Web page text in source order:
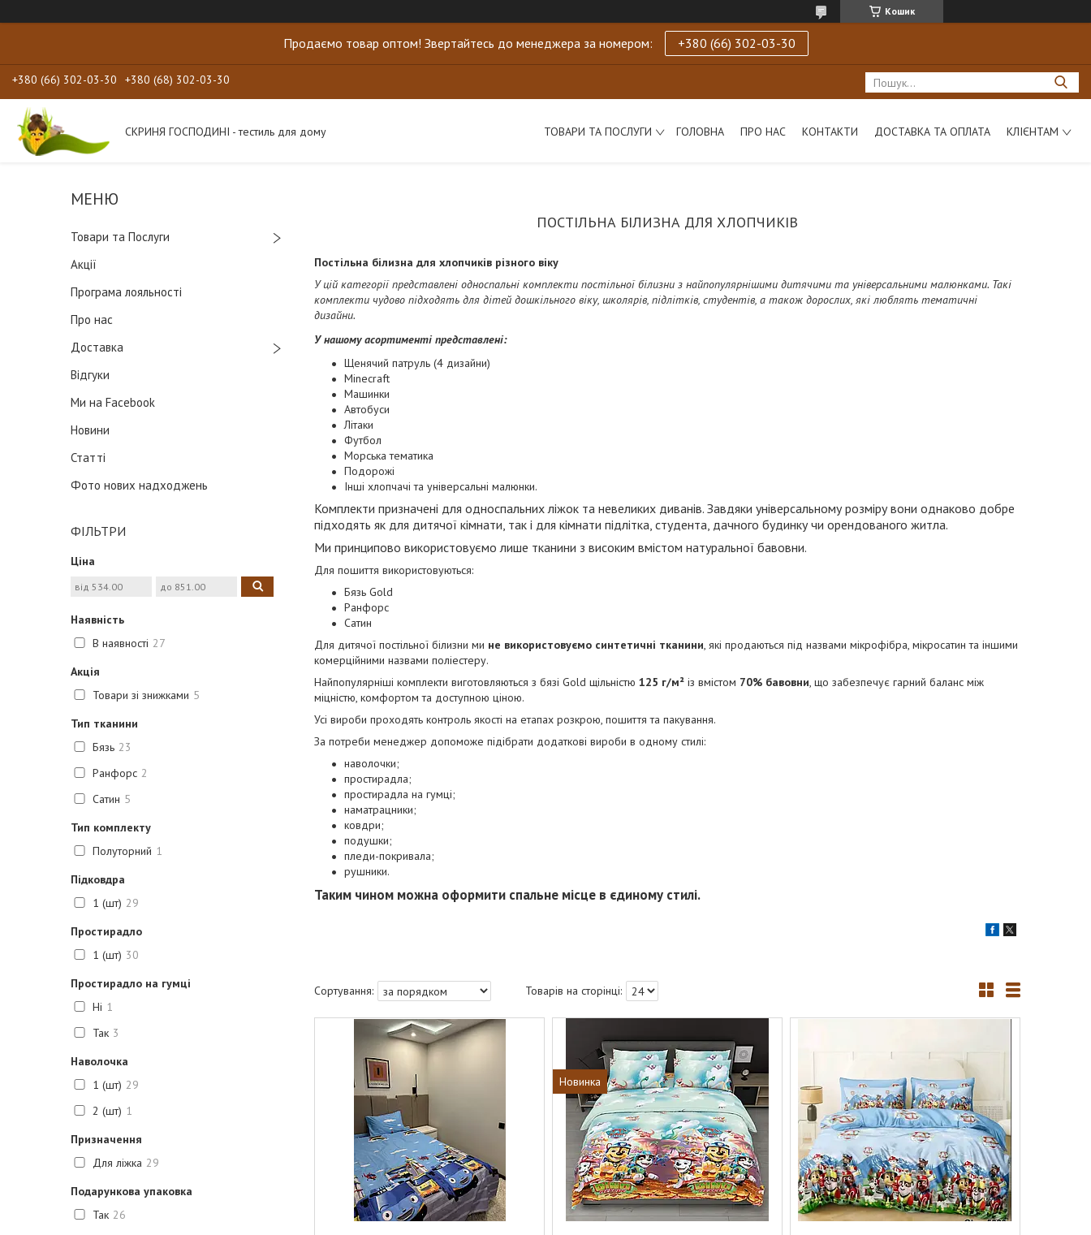
Кошик
Продаємо товар оптом! Звертайтесь до менеджера за номером: +380 (66) 302-03-30
+380 (66) 302-03-30 +380 (68) 302-03-30
СКРИНЯ ГОСПОДИНІ - тестиль для дому ТОВАРИ ТА ПОСЛУГИ ГОЛОВНА ПРО НАС КОНТАКТИ ДОСТАВКА ТА ОПЛАТА КЛІЄНТАМ
Товари та Послуги
Акції
Програма лояльності
Про нас
Доставка
Відгуки
Ми на Facebook
Новини
Статті
Фото нових надходжень
ФІЛЬТРИ
Ціна
Наявність
В наявності 27
Акція
Товари зі знижками 5
Тип тканини
Бязь 23
Ранфорс 2
Сатин 5
Тип комплекту
Полуторний 1
Підковдра
1 (шт) 29
Простирадло
1 (шт) 30
Простирадло на гумці
Ні 1
Так 3
Наволочка
1 (шт) 29
2 (шт) 1
Призначення
Для ліжка 29
Подарункова упаковка
Так 26
ПОСТІЛЬНА БІЛИЗНА ДЛЯ ХЛОПЧИКІВ
Постільна білизна для хлопчиків різного віку
У цій категорії представлені односпальні комплекти постільної білизни з найпопулярнішими дитячими та універсальними малюнками. Такі
комплекти чудово підходять для дітей дошкільного віку, школярів, підлітків, студентів, а також дорослих, які люблять тематичні
дизайни.
У нашому асортименті представлені:
Щенячий патруль (4 дизайни)
Minecraft
Машинки
Автобуси
Літаки
Футбол
Морська тематика
Подорожі
Інші хлопчачі та універсальні малюнки.
Комплекти призначені для односпальних ліжок та невеликих диванів. Завдяки універсальному розміру вони однаково добре
підходять як для дитячої кімнати, так і для кімнати підлітка, студента, дачного будинку чи орендованого житла.
Ми принципово використовуємо лише тканини з високим вмістом натуральної бавовни.
Для пошиття використовуються:
Бязь Gold
Ранфорс
Сатин
Для дитячої постільної білизни ми не використовуємо синтетичні тканини, які продаються під назвами мікрофібра, мікросатин та іншими
комерційними назвами поліестеру.
Найпопулярніші комплекти виготовляються з бязі Gold щільністю 125 г/м² із вмістом 70% бавовни, що забезпечує гарний баланс між
міцністю, комфортом та доступною ціною.
Усі вироби проходять контроль якості на етапах розкрою, пошиття та пакування.
За потреби менеджер допоможе підібрати додаткові вироби в одному стилі:
наволочки;
простирадла;
простирадла на гумці;
наматрацники;
ковдри;
подушки;
пледи-покривала;
рушники.
Таким чином можна оформити спальне місце в єдиному стилі.
Новинка